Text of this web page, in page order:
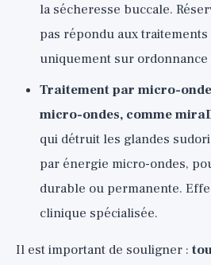
la sécheresse buccale.
pas répondu aux traitements
uniquement sur ordonnance
Traitement par micro-
micro-ondes, comme
qui détruit les glandes
par énergie micro-ondes,
durable ou permanente.
clinique spécialisée.
Il est important de souligner :